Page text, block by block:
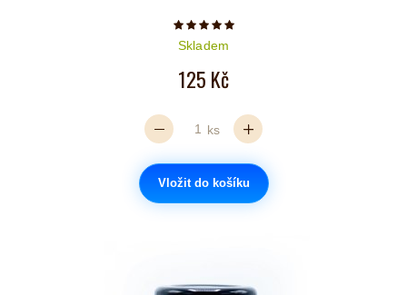
Počet hvězdiček je 5 z 5
Skladem
125 Kč
ks
Vložit do košíku